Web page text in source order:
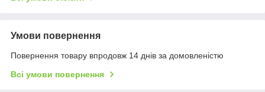
Умови повернення
Повернення товару впродовж 14 днів за домовленістю
Всі умови повернення